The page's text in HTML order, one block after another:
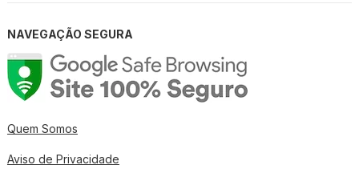
NAVEGAÇÃO SEGURA
Quem Somos
Aviso de Privacidade